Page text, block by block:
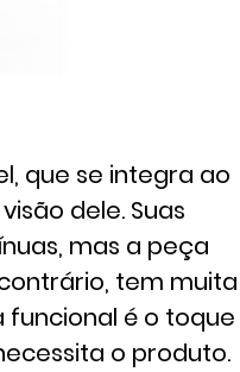
que se integra ao
dele. Suas
mas a peça
tem muita
funcional é o toque
o produto.